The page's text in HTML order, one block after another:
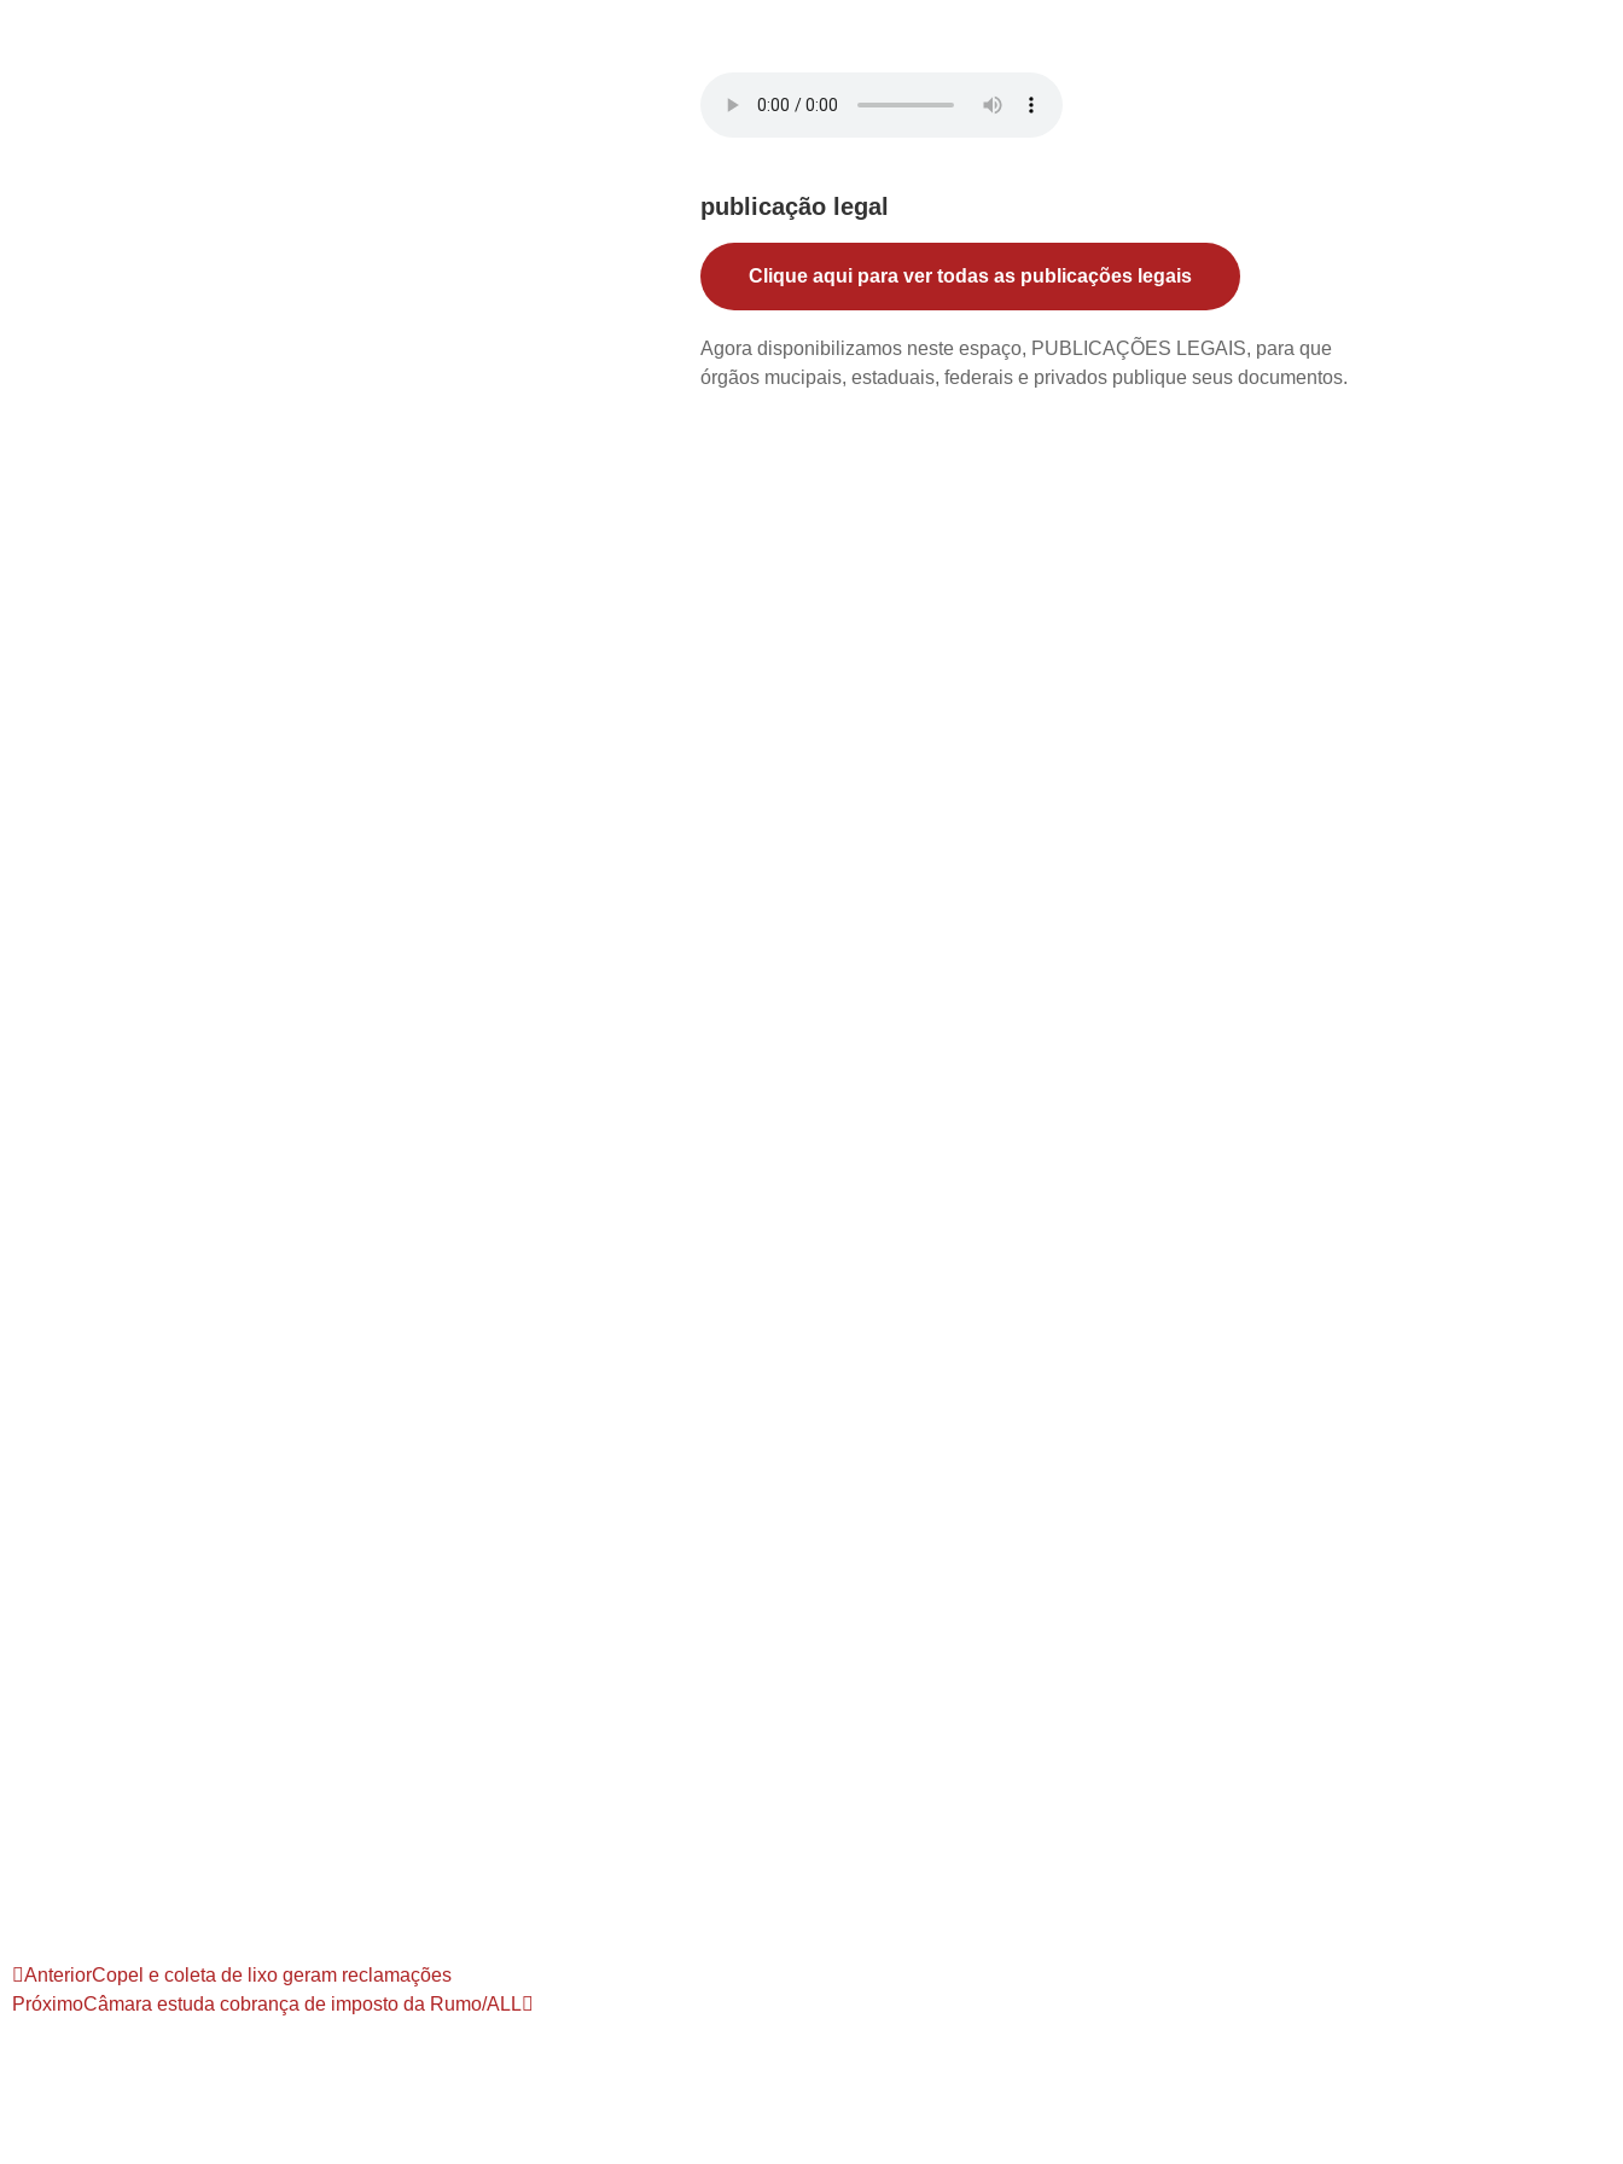
publicação legal
Clique aqui para ver todas as publicações legais
Agora disponibilizamos neste espaço, PUBLICAÇÕES LEGAIS, para que
órgãos mucipais, estaduais, federais e privados publique seus documentos.
AnteriorCopel e coleta de lixo geram reclamações
PróximoCâmara estuda cobrança de imposto da Rumo/ALL